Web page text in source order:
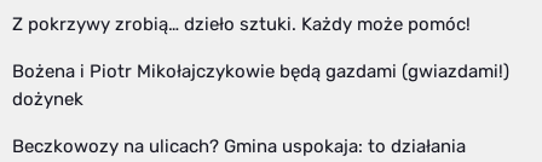
Z pokrzywy zrobią… dzieło sztuki. Każdy może pomóc!
Bożena i Piotr Mikołajczykowie będą gazdami (gwiazdami!)
dożynek
Beczkowozy na ulicach? Gmina uspokaja: to działania